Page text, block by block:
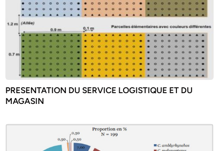
PRESENTATION DU SERVICE LOGISTIQUE ET DU
MAGASIN